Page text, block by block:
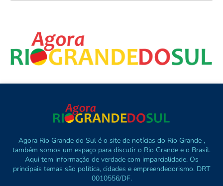
Agora Rio Grande do Sul é o site de notícias do Rio Grande ,
também somos um espaço para discutir o Rio Grande e o Brasil.
Aqui tem informação de verdade com imparcialidade. Os
principais temas são política, cidades e empreendedorismo. DRT
0010556/DF.